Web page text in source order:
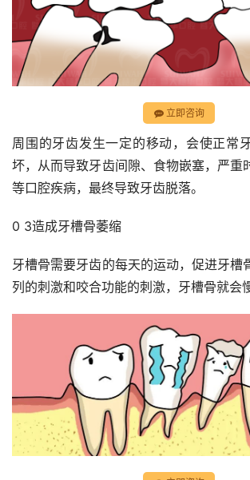
立即咨询
周围的牙齿发生一定的移动，会使正常
坏，从而导致牙齿间隙、食物嵌塞，严重
等口腔疾病，最终导致牙齿脱落。
0 3造成牙槽骨萎缩
牙槽骨需要牙齿的每天的运动，促进牙槽
列的刺激和咬合功能的刺激，牙槽骨就会